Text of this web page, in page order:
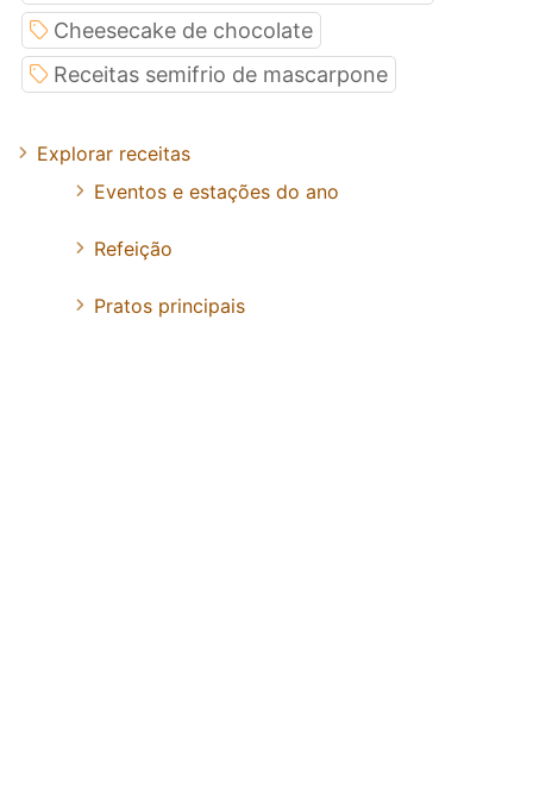
Cheesecake de chocolate
Receitas semifrio de mascarpone
Explorar receitas
Eventos e estações do ano
Refeição
Pratos principais